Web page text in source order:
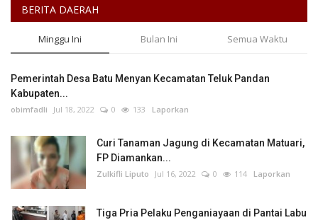
BERITA DAERAH
Minggu Ini Bulan Ini Semua Waktu
Pemerintah Desa Batu Menyan Kecamatan Teluk Pandan
Kabupaten...
obimfadli Jul 18, 2022 0 133 Laporkan
Curi Tanaman Jagung di Kecamatan Matuari,
FP Diamankan...
Zulkifli Liputo Jul 16, 2022 0 114 Laporkan
Tiga Pria Pelaku Penganiayaan di Pantai Labu